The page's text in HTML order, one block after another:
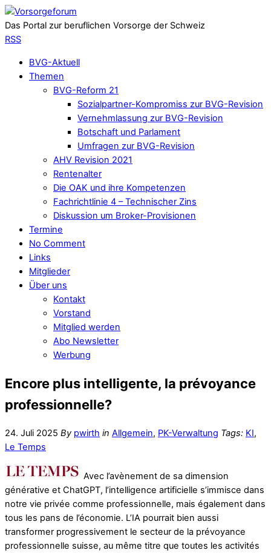
Das Portal zur beruflichen Vorsorge der Schweiz
RSS
BVG-Aktuell
Themen
BVG-Reform 21
Sozialpartner-Kompromiss zur BVG-Revision
Vernehmlassung zur BVG-Revision
Botschaft und Parlament
Umfragen zur BVG-Revision
AHV Revision 2021
Rentenalter
Die OAK und ihre Kompetenzen
Fachrichtlinie 4 – Technischer Zins
Diskussion um Broker-Provisionen
Termine
No Comment
Links
Mitglieder
Über uns
Kontakt
Vorstand
Mitglied werden
Abo Newsletter
Werbung
Encore plus intelligente, la prévoyance
professionnelle?
24. Juli 2025 By pwirth in Allgemein, PK-Verwaltung Tags: KI,
Le Temps
Avec l’avènement de sa dimension
générative et ChatGPT, l’intelligence artificielle s’immisce dans
notre vie privée comme professionnelle, mais également dans
tous les pans de l’économie. L’IA pourrait bien aussi
transformer progressivement le secteur de la prévoyance
professionnelle suisse, au même titre que toutes les activités